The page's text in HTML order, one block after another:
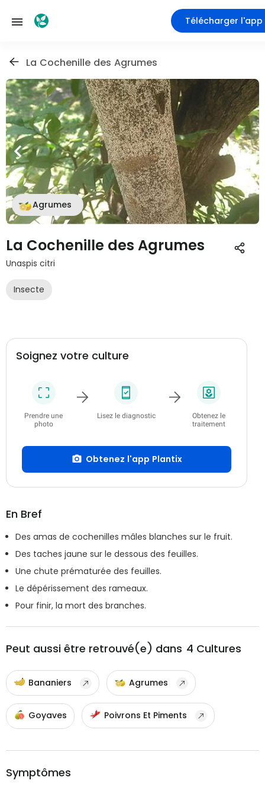
Télécharger l'app
La Cochenille des Agrumes
Agrumes
La Cochenille des Agrumes
Unaspis citri
Insecte
Soignez votre culture
Prendre une
photo
Lisez le diagnostic
Obtenez le
traitement
Obtenez l'app Plantix
En Bref
Des amas de cochenilles mâles blanches sur le fruit.
Des taches jaune sur le dessous des feuilles.
Une chute prématurée des feuilles.
Le dépérissement des rameaux.
Pour finir, la mort des branches.
Peut aussi être retrouvé(e) dans 4 Cultures
Bananiers Agrumes
Goyaves Poivrons Et Piments
Symptômes